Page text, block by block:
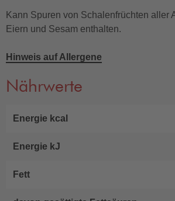
Kann Spuren von Schalenfrüchten aller
Eiern und Sesam enthalten.
Hinweis auf Allergene
Nährwerte
Energie kcal
Energie kJ
Fett